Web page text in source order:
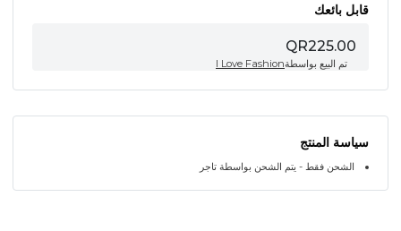
قابل بائعك
QR225.00
تم البيع بواسطةI Love Fashion
سياسة المنتج
الشحن فقط - يتم الشحن بواسطة تاجر